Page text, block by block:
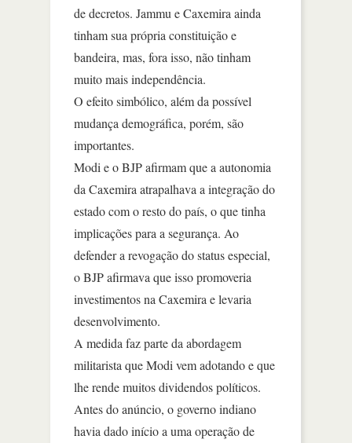
de decretos. Jammu e Caxemira ainda
tinham sua própria constituição e
bandeira, mas, fora isso, não tinham
muito mais independência.
O efeito simbólico, além da possível
mudança demográfica, porém, são
importantes.
Modi e o BJP afirmam que a autonomia
da Caxemira atrapalhava a integração do
estado com o resto do país, o que tinha
implicações para a segurança. Ao
defender a revogação do status especial,
o BJP afirmava que isso promoveria
investimentos na Caxemira e levaria
desenvolvimento.
A medida faz parte da abordagem
militarista que Modi vem adotando e que
lhe rende muitos dividendos políticos.
Antes do anúncio, o governo indiano
havia dado início a uma operação de